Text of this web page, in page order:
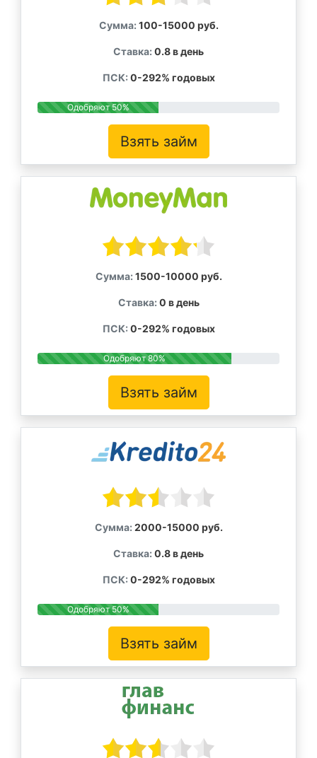
Сумма: 100-15000 руб.
Ставка: 0.8 в день
ПСК: 0-292% годовых
Одобряют 50%
Взять займ
Сумма: 1500-10000 руб.
Ставка: 0 в день
ПСК: 0-292% годовых
Одобряют 80%
Взять займ
Сумма: 2000-15000 руб.
Ставка: 0.8 в день
ПСК: 0-292% годовых
Одобряют 50%
Взять займ